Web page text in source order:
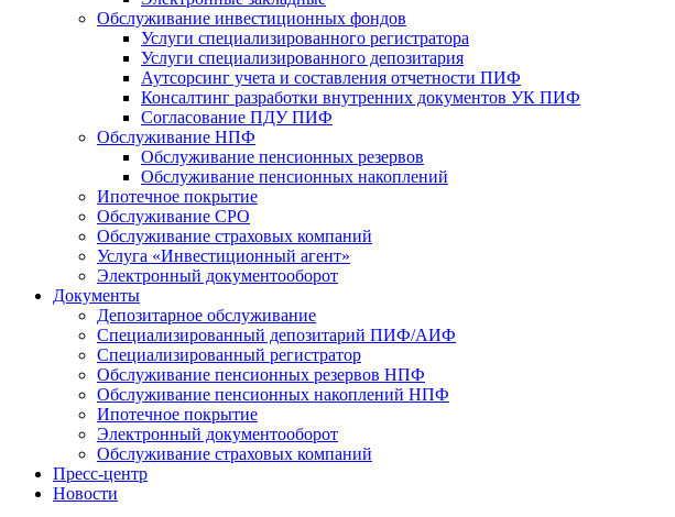
Обслуживание инвестиционных фондов
Услуги специализированного регистратора
Услуги специализированного депозитария
Аутсорсинг учета и составления отчетности ПИФ
Консалтинг разработки внутренних документов УК ПИФ
Согласование ПДУ ПИФ
Обслуживание НПФ
Обслуживание пенсионных резервов
Обслуживание пенсионных накоплений
Ипотечное покрытие
Обслуживание СРО
Обслуживание страховых компаний
Услуга «Инвестиционный агент»
Электронный документооборот
Документы
Депозитарное обслуживание
Специализированный депозитарий ПИФ/АИФ
Специализированный регистратор
Обслуживание пенсионных резервов НПФ
Обслуживание пенсионных накоплений НПФ
Ипотечное покрытие
Электронный документооборот
Обслуживание страховых компаний
Пресс-центр
Новости